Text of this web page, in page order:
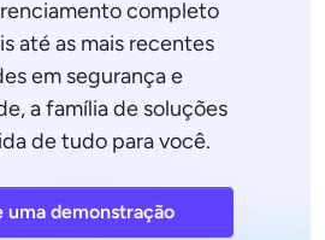
completo
até as mais recentes
em segurança e
a família de soluções
de tudo para você.
uma demonstração